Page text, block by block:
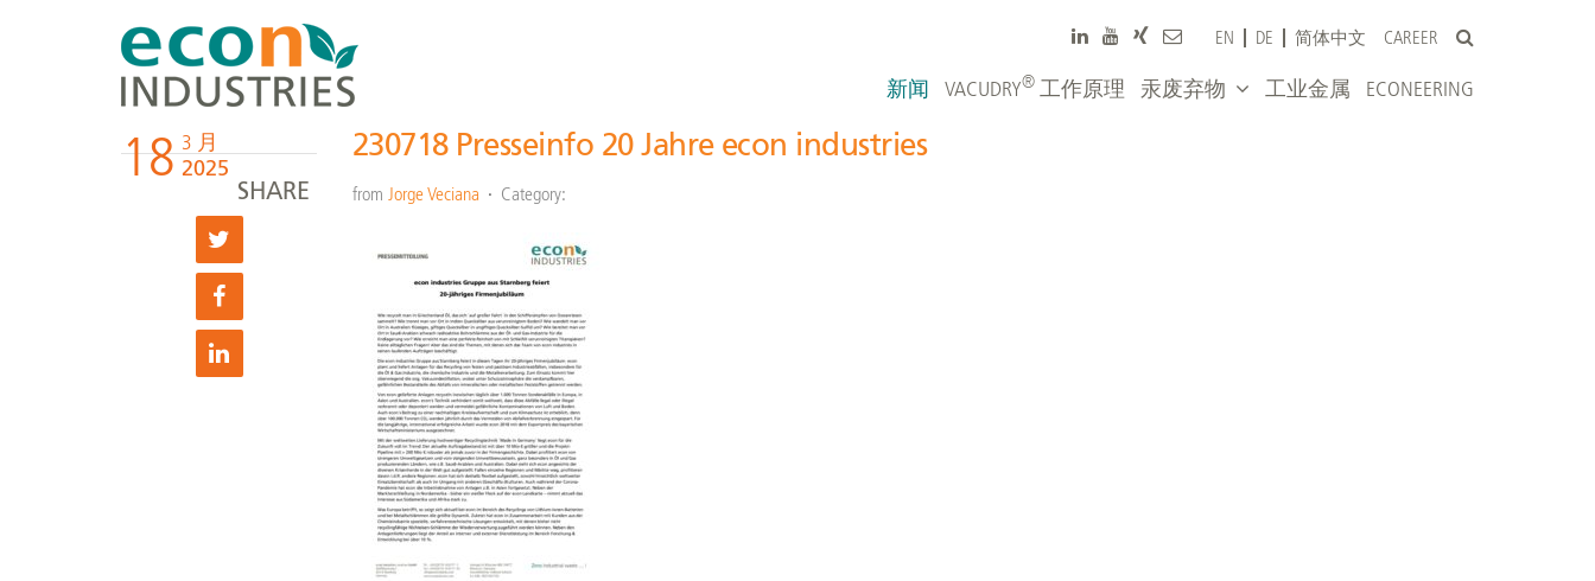
EN DE 简体中文 CAREER
新闻 VACUDRY® 工作原理 汞废弃物 工业金属 ECONEERING
18 3 月
2025
SHARE
230718 Presseinfo 20 Jahre econ industries
from Jorge Veciana Category: